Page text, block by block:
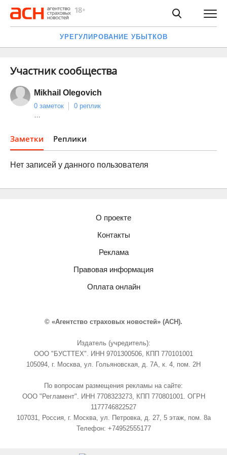
УРЕГУЛИРОВАНИЕ УБЫТКОВ
Участник сообщества
Mikhail Olegovich
0 заметок
0 реплик
…
Заметки Реплики
Нет записей у данного пользователя
О проекте
Контакты
Реклама
Правовая информация
Оплата онлайн
© «Агентство страховых новостей» (АСН).
Издатель (учредитель):
ООО "БУСТТЕХ". ИНН 9701300506, КПП 770101001
105094, г. Москва, ул. Гольяновская, д. 7А, к. 4, пом. 2Н
По вопросам размещения рекламы на сайте:
ООО "Регламент". ИНН 7708323273, КПП 770801001. ОГРН
1177746822527
107031, Россия, г. Москва, ул. Петровка, д. 27, 5 этаж, пом. 8а
Телефон: +74952555177